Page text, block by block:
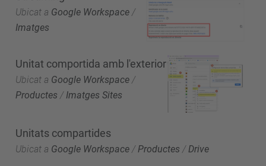
Ubicat a Google Workspace /
Imatges
Unitat comportida amb l'exterior
Ubicat a Google Workspace /
Productes / Imatges Sites
Unitats compartides
Ubicat a Google Workspace /Productes /Drive